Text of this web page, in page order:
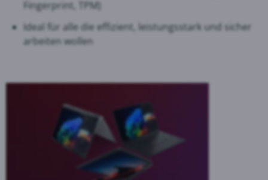
Fingerprint, TPM)
Ideal für alle die effizient, leistungsstark und sicher
arbeiten wollen